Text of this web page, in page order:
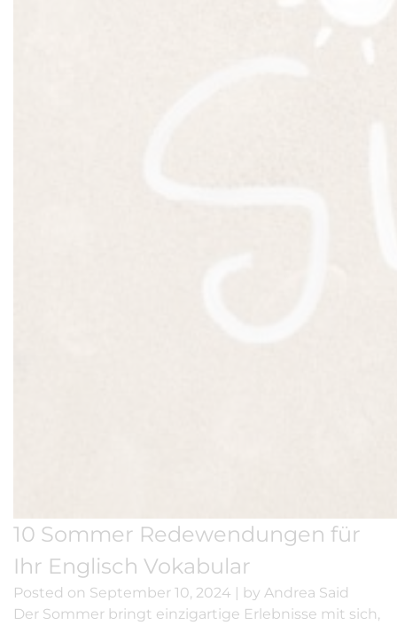
10 Sommer Redewendungen für
Ihr Englisch Vokabular
Posted on September 10, 2024 | by Andrea Said
Der Sommer bringt einzigartige Erlebnisse mit sich,